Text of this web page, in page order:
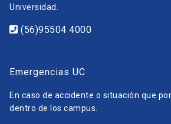
Universidad.
(56)95504 4000
Emergencias UC
En caso de accidente o situación que
dentro de los campus.